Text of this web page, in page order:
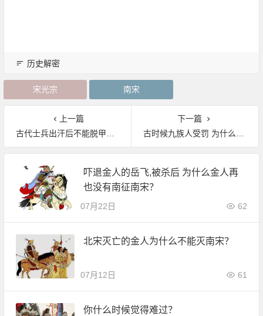
历史解密
宋光宗 南宋
上一篇
古代士兵出汗后不能脱甲吗？
下一篇
古时候九族人受罚 为什么有罪官员的亲属没有逃脱？
吓退金人的岳飞,被杀后 为什么金人再
也没有南征南宋？
07月22日 62
北宋灭亡的金人为什么不能灭南宋？
07月12日 61
你什么时候觉得难过？